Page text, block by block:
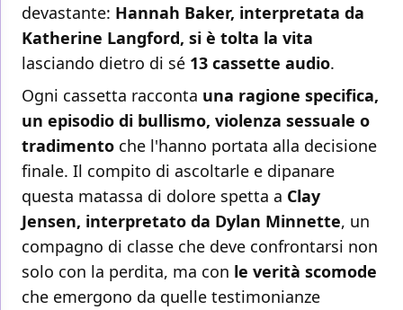
devastante: Hannah Baker, interpretata da
Katherine Langford, si è tolta la vita
lasciando dietro di sé 13 cassette audio.
Ogni cassetta racconta una ragione specifica,
un episodio di bullismo, violenza sessuale o
tradimento che l'hanno portata alla decisione
finale. Il compito di ascoltarle e dipanare
questa matassa di dolore spetta a Clay
Jensen, interpretato da Dylan Minnette, un
compagno di classe che deve confrontarsi non
solo con la perdita, ma con le verità scomode
che emergono da quelle testimonianze